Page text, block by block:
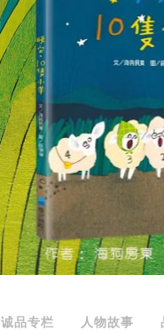
诚品专栏 人物故事